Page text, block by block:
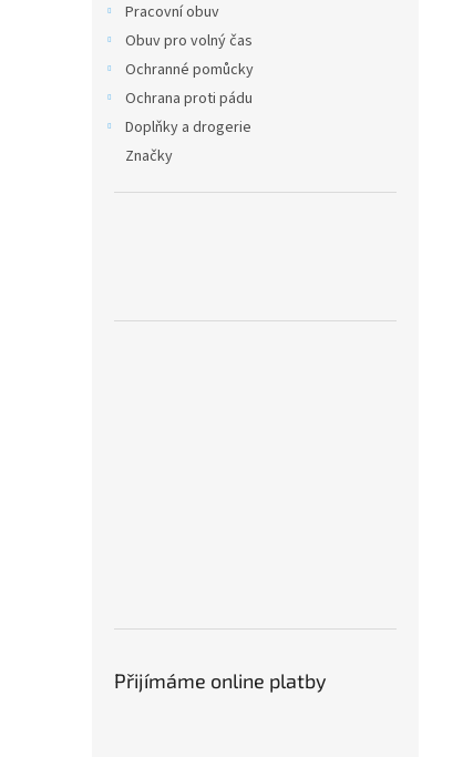
Pracovní obuv
Obuv pro volný čas
Ochranné pomůcky
Ochrana proti pádu
Doplňky a drogerie
Značky
Přijímáme online platby